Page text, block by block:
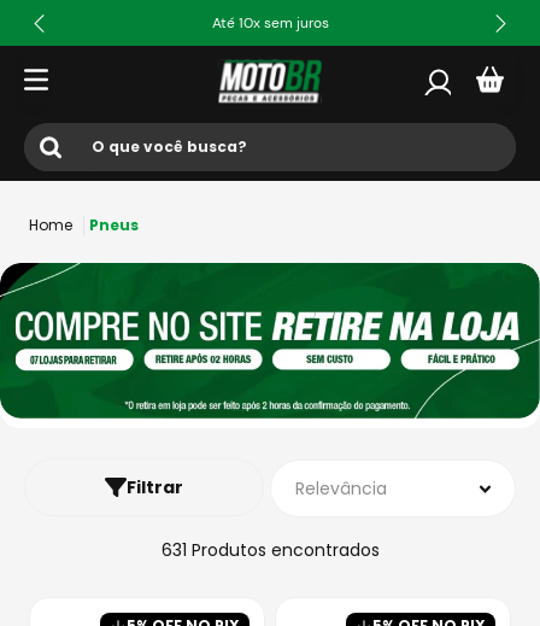
Até 10x sem juros
O que você busca?
3 º capacete
4º fw3
5º capacete ls2
Pneus
Filtrar Relevância
631 Produtos